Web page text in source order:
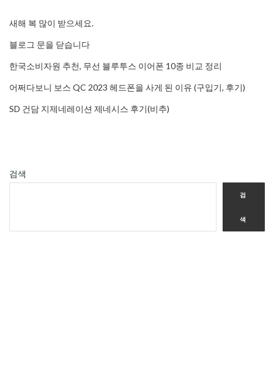
새해 복 많이 받으세요.
블로그 문을 닫습니다
한국소비자원 추천, 무선 블루투스 이어폰 10종 비교 정리
어쩌다보니 보스 QC 2023 헤드폰을 사게 된 이유 (구입기, 후기)
SD 건담 지제네레이션 제네시스 후기(비추)
검색
검
색